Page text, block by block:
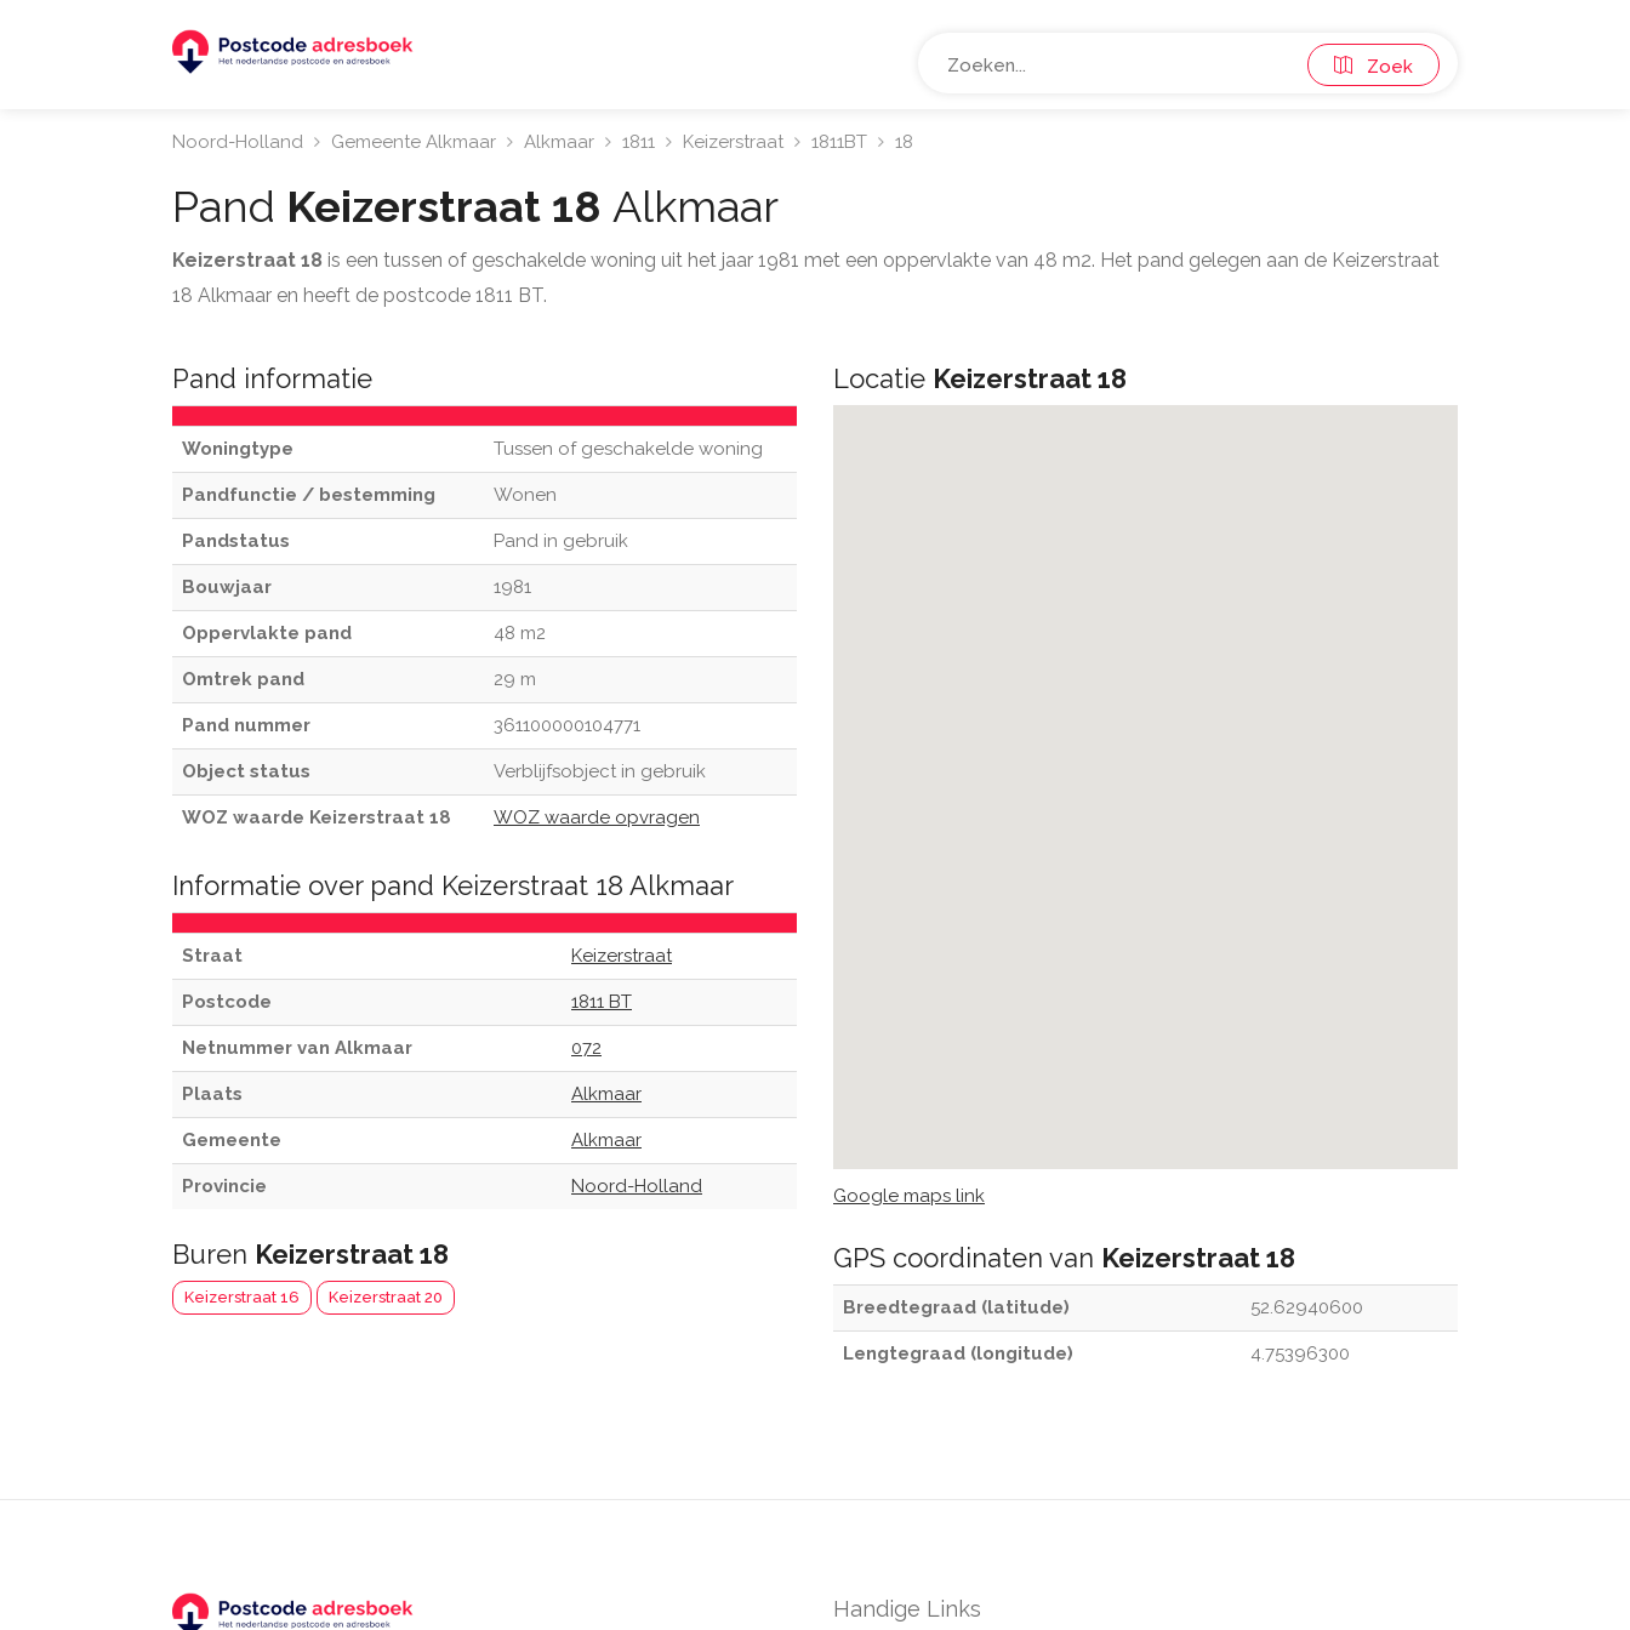
Zoek
Noord-Holland Gemeente Alkmaar Alkmaar 1811 Keizerstraat 1811BT 18
Pand Keizerstraat 18 Alkmaar
Keizerstraat 18 is een tussen of geschakelde woning uit het jaar 1981 met een oppervlakte van 48 m2. Het pand gelegen aan de Keizerstraat
18 Alkmaar en heeft de postcode 1811 BT.
Pand informatie
Woningtype Tussen of geschakelde woning
Pandfunctie / bestemming Wonen
Pandstatus Pand in gebruik
Bouwjaar 1981
Oppervlakte pand 48 m2
Omtrek pand 29 m
Pand nummer 361100000104771
Object status Verblijfsobject in gebruik
WOZ waarde Keizerstraat 18 WOZ waarde opvragen
Informatie over pand Keizerstraat 18 Alkmaar
Straat Keizerstraat
Postcode 1811 BT
Netnummer van Alkmaar 072
Plaats Alkmaar
Gemeente Alkmaar
Provincie Noord-Holland
Buren Keizerstraat 18
Keizerstraat 16 Keizerstraat 20
Locatie Keizerstraat 18
Google maps link
GPS coordinaten van Keizerstraat 18
Breedtegraad (latitude) 52.62940600
Lengtegraad (longitude) 4.75396300
Handige Links